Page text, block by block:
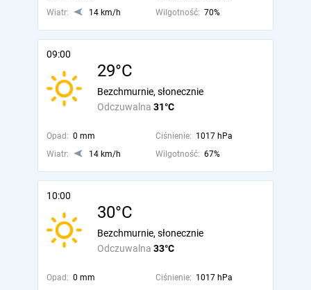
Wiatr:
14 km/h Wilgotność: 70%
09:00
29°C
Odczuwalna 31°C
Bezchmurnie, słonecznie
Opad: 0 mm Ciśnienie: 1017 hPa
Wiatr:
14 km/h Wilgotność: 67%
10:00
30°C
Odczuwalna 33°C
Bezchmurnie, słonecznie
Opad: 0 mm Ciśnienie: 1017 hPa